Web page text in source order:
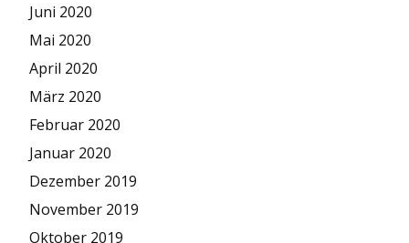
Juni 2020
Mai 2020
April 2020
März 2020
Februar 2020
Januar 2020
Dezember 2019
November 2019
Oktober 2019